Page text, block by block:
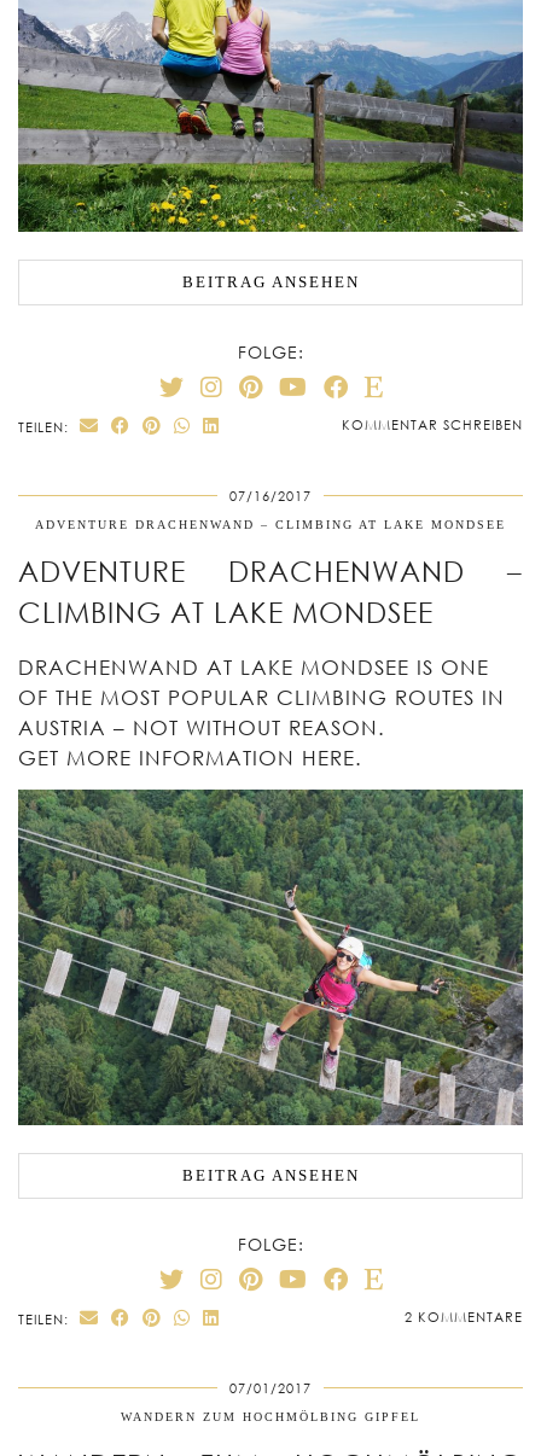
BEITRAG ANSEHEN
FOLGE:
TEILEN: KOMMENTAR SCHREIBEN
07/16/2017
ADVENTURE DRACHENWAND – CLIMBING AT LAKE MONDSEE
ADVENTURE DRACHENWAND –
CLIMBING AT LAKE MONDSEE
DRACHENWAND AT LAKE MONDSEE IS ONE
OF THE MOST POPULAR CLIMBING ROUTES IN
AUSTRIA – NOT WITHOUT REASON.
GET MORE INFORMATION HERE.
BEITRAG ANSEHEN
FOLGE:
TEILEN: 2 KOMMENTARE
07/01/2017
WANDERN ZUM HOCHMÖLBING GIPFEL